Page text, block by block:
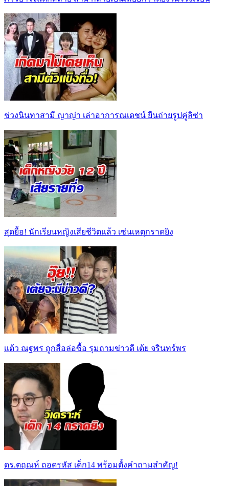
ช่วงนินทาสามี ญาญ่า เล่าอาการณเดชน์ ยืนถ่ายรูปคู่ลิซ่า
สุดยื้อ! นักเรียนหญิงเสียชีวิตแล้ว เซ่นเหตุกราดยิง
เเต้ว ณฐพร ถูกสื่อล่อซื้อ รุมถามข่าวดี เต้ย จรินทร์พร
ดร.ตฤณห์ ถอดรหัส เด็ก14 พร้อมตั้งคำถามสำคัญ!